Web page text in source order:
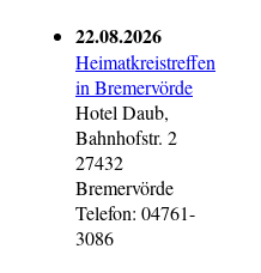
22.08.2026
Heimatkreistreffen
in Bremervörde
Hotel Daub,
Bahnhofstr. 2
27432
Bremervörde
Telefon: 04761-
3086